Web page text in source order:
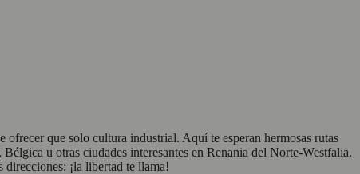
que solo cultura industrial. Aquí te esperan hermosas rutas
u otras ciudades interesantes en Renania del Norte-Westfalia.
¡la libertad te llama!